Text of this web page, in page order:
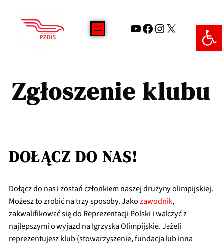
Zgłoszenie klubu
DOŁĄCZ DO NAS!
Dołącz do nas i zostań członkiem naszej drużyny olimpijskiej.
Możesz to zrobić na trzy sposoby. Jakozawodnik,
zakwalifikować się do Reprezentacji Polski i walczyć z
najlepszymi o wyjazd na Igrzyska Olimpijskie. Jeżeli
reprezentujesz klub (stowarzyszenie, fundacja lub inna